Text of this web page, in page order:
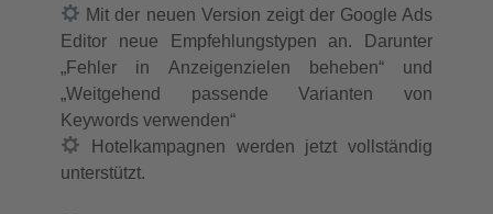
Mit der neuen Version zeigt der Google Ads
Editor neue Empfehlungstypen an. Darunter
„Fehler in Anzeigenzielen beheben“ und
„Weitgehend passende Varianten von
Keywords verwenden“
Hotelkampagnen werden jetzt vollständig
unterstützt.